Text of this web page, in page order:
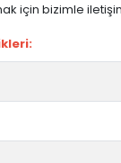
için bizimle